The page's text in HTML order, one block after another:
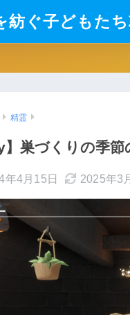
紡ぐ子どもた
精霊
】巣づくりの季
年4月15日 2025年3